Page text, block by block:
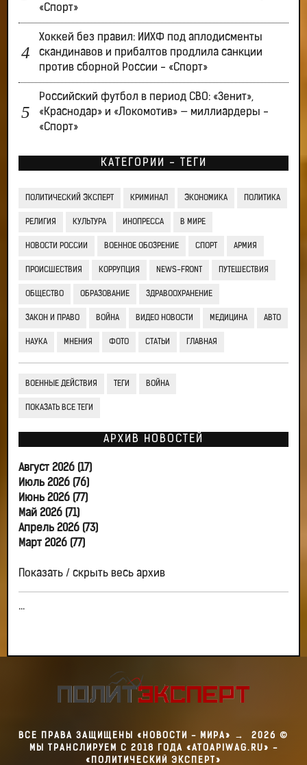
«Спорт»
Хоккей без правил: ИИХФ под аплодисменты
скандинавов и прибалтов продлила санкции
против сборной России - «Спорт»
Российский футбол в период СВО: «Зенит»,
«Краснодар» и «Локомотив» — миллиардеры -
«Спорт»
КАТЕГОРИИ - ТЕГИ
ПОЛИТИЧЕСКИЙ ЭКСПЕРТ КРИМИНАЛ ЭКОНОМИКА ПОЛИТИКА
РЕЛИГИЯ КУЛЬТУРА ИНОПРЕССА В МИРЕ
НОВОСТИ РОССИИ ВОЕННОЕ ОБОЗРЕНИЕ СПОРТ АРМИЯ
ПРОИСШЕСТВИЯ КОРРУПЦИЯ NEWS-FRONT ПУТЕШЕСТВИЯ
ОБЩЕСТВО ОБРАЗОВАНИЕ ЗДРАВООХРАНЕНИЕ
ЗАКОН И ПРАВО ВОЙНА ВИДЕО НОВОСТИ МЕДИЦИНА АВТО
НАУКА МНЕНИЯ ФОТО СТАТЬИ ГЛАВНАЯ
ВОЕННЫЕ ДЕЙСТВИЯ ТЕГИ ВОЙНА
ПОКАЗАТЬ ВСЕ ТЕГИ
АРХИВ НОВОСТЕЙ
Август 2026 (17)
Июль 2026 (76)
Июнь 2026 (77)
Май 2026 (71)
Апрель 2026 (73)
Март 2026 (77)
Показать / скрыть весь архив
...
ВСЕ ПРАВА ЗАЩИЩЕНЫ «НОВОСТИ - МИРА» → 2026 ©
МЫ ТРАНСЛИРУЕМ С 2018 ГОДА «ATOAPIWAG.RU» -
«ПОЛИТИЧЕСКИЙ ЭКСПЕРТ»